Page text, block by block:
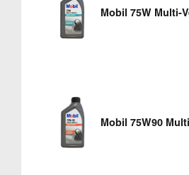
Mobil 75W Multi-
Mobil 75W90